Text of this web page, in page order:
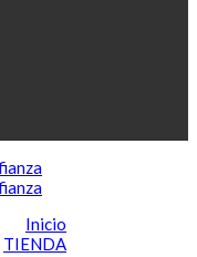
Inicio
TIENDA